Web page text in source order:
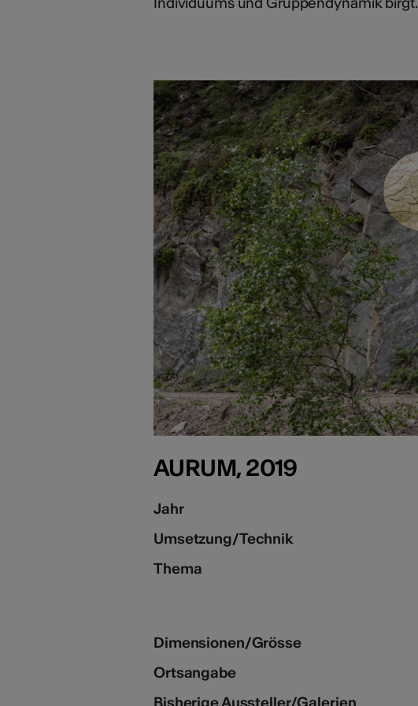
AURUM, 2019
Jahr
Umsetzung/Technik
Thema
Dimensionen/Grösse
Ortsangabe
Bisherige Aussteller/Galerien